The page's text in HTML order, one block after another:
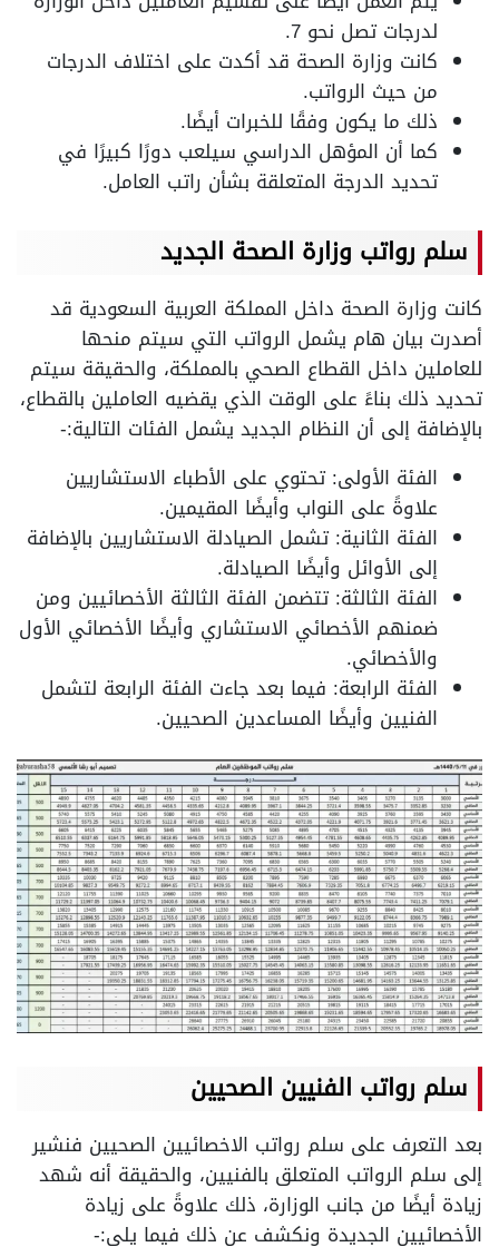
لدرجات تصل نحو 7.
كانت وزارة الصحة قد أكدت على اختلاف الدرجات
من حيث الرواتب.
ذلك ما يكون وفقًا للخبرات أيضًا.
كما أن المؤهل الدراسي سيلعب دورًا كبيرًا في
تحديد الدرجة المتعلقة بشأن راتب العامل.
سلم رواتب وزارة الصحة الجديد
كانت وزارة الصحة داخل المملكة العربية السعودية قد
أصدرت بيان هام يشمل الرواتب التي سيتم منحها
للعاملين داخل القطاع الصحي بالمملكة، والحقيقة سيتم
تحديد ذلك بناءً على الوقت الذي يقضيه العاملين بالقطاع،
بالإضافة إلى أن النظام الجديد يشمل الفئات التالية:-
الفئة الأولى: تحتوي على الأطباء الاستشاريين
علاوةً على النواب وأيضًا المقيمين.
الفئة الثانية: تشمل الصيادلة الاستشاريين بالإضافة
إلى الأوائل وأيضًا الصيادلة.
الفئة الثالثة: تتضمن الفئة الثالثة الأخصائيين ومن
ضمنهم الأخصائي الاستشاري وأيضًا الأخصائي الأول
والأخصائي.
الفئة الرابعة: فيما بعد جاءت الفئة الرابعة لتشمل
الفنيين وأيضًا المساعدين الصحيين.
سلم رواتب الفنيين الصحيين
بعد التعرف على سلم رواتب الاخصائيين الصحيين فنشير
إلى سلم الرواتب المتعلق بالفنيين، والحقيقة أنه شهد
زيادة أيضًا من جانب الوزارة، ذلك علاوةً على زيادة
الأخصائيين الجديدة ونكشف عن ذلك فيما يلي:-